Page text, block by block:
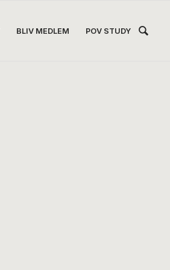
BLIV MEDLEM POV STUDY